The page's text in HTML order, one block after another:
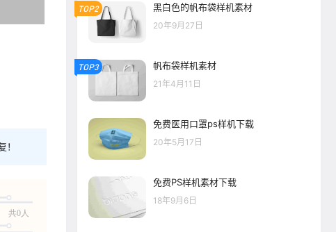
共0人
TOP2 黑白色的帆布袋样机素材
20年9月27日
TOP3 帆布袋样机素材
21年4月11日
免费医用口罩ps样机下载
20年5月17日
免费PS样机素材下载
18年9月6日